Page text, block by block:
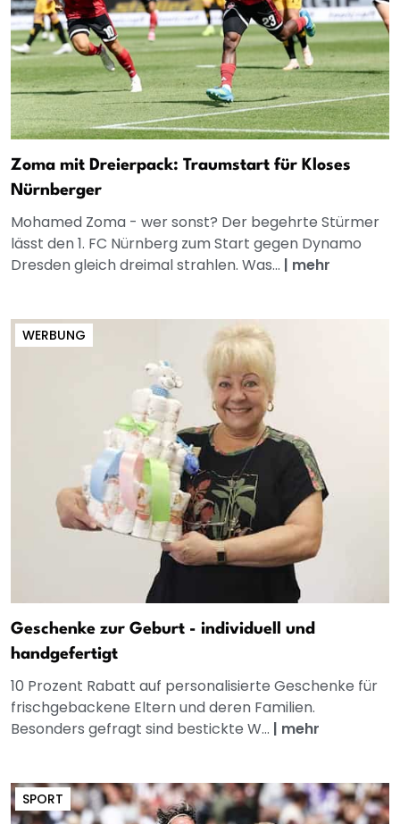
Zoma mit Dreierpack: Traumstart für Kloses
Nürnberger
Mohamed Zoma - wer sonst? Der begehrte Stürmer
lässt den 1. FC Nürnberg zum Start gegen Dynamo
Dresden gleich dreimal strahlen. Was... | mehr
WERBUNG
Geschenke zur Geburt - individuell und
handgefertigt
10 Prozent Rabatt auf personalisierte Geschenke für
frischgebackene Eltern und deren Familien.
Besonders gefragt sind bestickte W... | mehr
SPORT